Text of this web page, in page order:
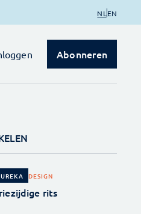
NL EN
Abonneren
DESIGN
rits